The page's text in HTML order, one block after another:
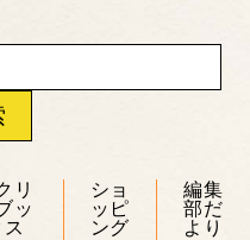
リ
ッ
ス
ショ
ッピ
ング
編集
部だ
より